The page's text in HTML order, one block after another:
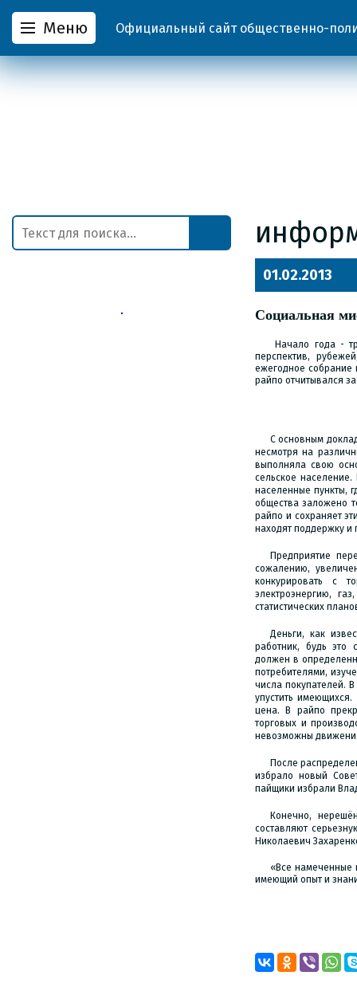
Меню Официальный сайт общественно-
01.02.2013
Социальная
Начало года -
перспектив,
ежегодное собрание
райпо отчитывался
С основным
несмотря на
выполняла свою
сельское
населенные пункты,
общества заложено
райпо и сохраняет
находят поддержку и
Предприятие
сожалению,
конкурировать с
электроэнергию,
статистических
Деньги, как
работник, будь это
должен в
потребителями,
числа покупателей.
упустить
цена. В райпо
торговых и
невозможны
После
избрало новый
пайщики избрали
Конечно,
составляют
Николаевич
«Все намеченные
имеющий опыт и